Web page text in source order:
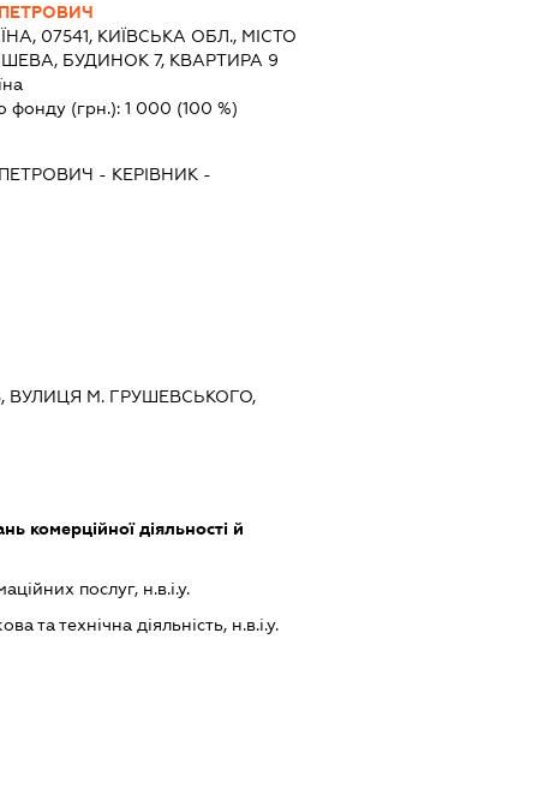
07541, КИЇВСЬКА ОБЛ., МІСТО
БУДИНОК 7, КВАРТИРА 9
фонду (грн.):1 000 (100 %)
- КЕРІВНИК -
ВУЛИЦЯ М. ГРУШЕВСЬКОГО,
комерційної діяльності й
послуг, н.в.і.у.
та технічна діяльність, н.в.і.у.